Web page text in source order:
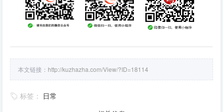
本文链接： http://kuzhazha.com/View/?ID=18114
标签： 日常